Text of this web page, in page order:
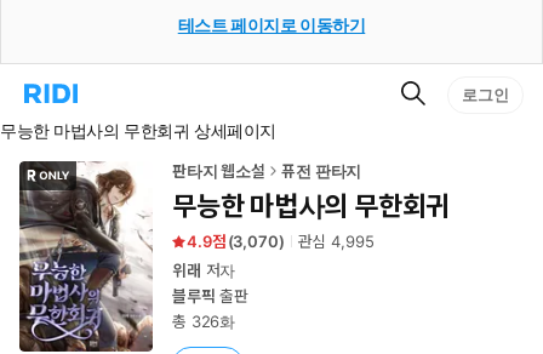
테스트 페이지로 이동하기
리
홈
로
이
동
검
로그인
무능한 마법사의 무한회귀 상세페이지
판타지 웹소설 퓨전 판타지
무능한 마법사의 무한회귀
4.9 (3,070) 관심4,995
위래 저자
블루픽 출판
총 326화